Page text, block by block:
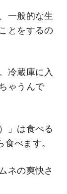
一般的な生
とをするの
冷蔵庫に入
ゃうんで
」は食べる
食べます。
ネの爽快さ